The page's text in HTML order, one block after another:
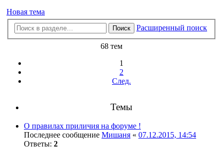
Новая тема
Поиск Расширенный поиск
68 тем
1
2
След.
Темы
О правилах приличия на форуме !
Последнее сообщение Мишаня « 07.12.2015, 14:54
Ответы: 2